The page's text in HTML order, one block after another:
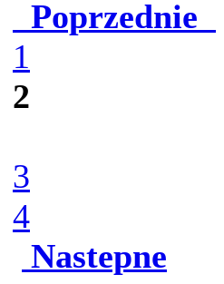
Poprzednie
1
2
3
4
Nastepne